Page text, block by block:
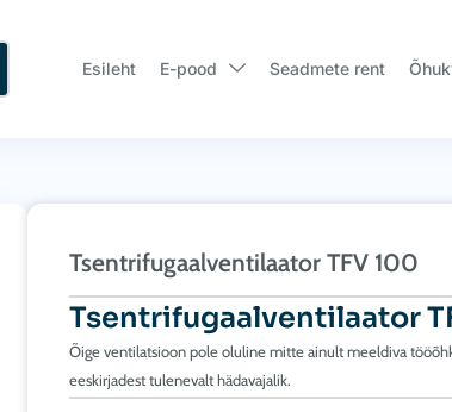
Esileht E-pood Seadmete rent
Tsentrifugaalventilaator TFV 100
Tsentrifugaalventilaator
Õige ventilatsioon pole oluline mitte ainult meeldiva
eeskirjadest tulenevalt hädavajalik.